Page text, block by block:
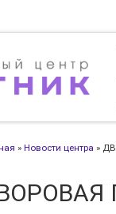
» Новости центра »